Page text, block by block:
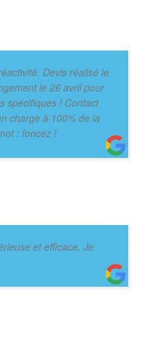
Devis réalisé le
le 26 avril pour
spécifiques ! Contact
charge à 100% de la
: foncez !
et efficace. Je